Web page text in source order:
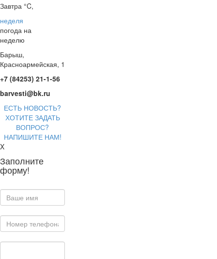
Завтра °C,
неделя
погода на
неделю
Барыш,
Красноармейская, 1
+7 (84253) 21-1-56
barvesti@bk.ru
ЕСТЬ НОВОСТЬ?
ХОТИТЕ ЗАДАТЬ
ВОПРОС?
НАПИШИТЕ НАМ!
X
Заполните
форму!